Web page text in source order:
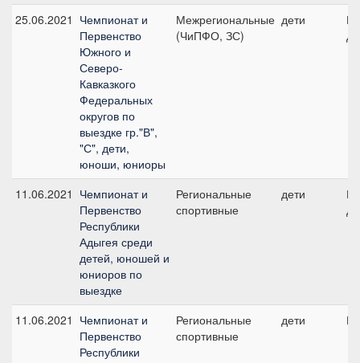
25.06.2021 Чемпионат и
Первенство
Южного и
Северо-
Кавказкого
Федеральных
округов по
выездке гр."В",
"С", дети,
юноши, юниоры
Межрегиональные
(ЧиПФО, ЗС)
дети
11.06.2021 Чемпионат и
Первенство
Республики
Адыгея среди
детей, юношей и
юниоров по
выездке
Региональные
спортивные
дети
11.06.2021 Чемпионат и
Первенство
Республики
Региональные
спортивные
дети